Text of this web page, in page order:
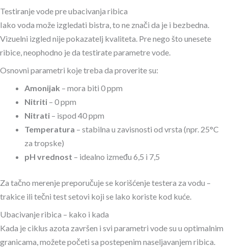
Testiranje vode pre ubacivanja ribica
Iako voda može izgledati bistra, to ne znači da je i bezbedna.
Vizuelni izgled nije pokazatelj kvaliteta. Pre nego što unesete
ribice, neophodno je da testirate parametre vode.
Osnovni parametri koje treba da proverite su:
Amonijak – mora biti 0 ppm
Nitriti – 0 ppm
Nitrati – ispod 40 ppm
Temperatura – stabilna u zavisnosti od vrsta (npr. 25°C
za tropske)
pH vrednost – idealno između 6,5 i 7,5
Za tačno merenje preporučuje se korišćenje testera za vodu –
trakice ili tečni test setovi koji se lako koriste kod kuće.
Ubacivanje ribica – kako i kada
Kada je ciklus azota završen i svi parametri vode su u optimalnim
granicama, možete početi sa postepenim naseljavanjem ribica.